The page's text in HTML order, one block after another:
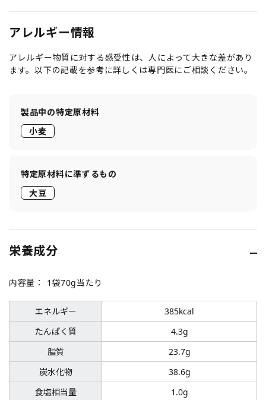
アレルギー情報
アレルギー物質に対する感受性は、人によって大きな差があり
ます。以下の記載を参考に詳しくは専門医にご相談ください。
製品中の特定原材料
小麦
特定原材料に準ずるもの
大豆
栄養成分
内容量： 1袋70g当たり
エネルギー
たんぱく質
脂質
炭水化物
食塩相当量
385kcal
4.3g
23.7g
38.6g
1.0g